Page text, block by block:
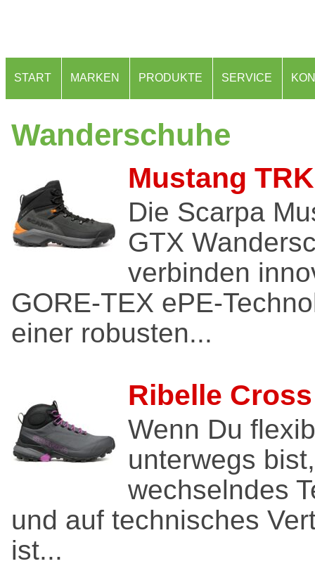
START MARKEN PRODUKTE SERVICE
Wanderschuhe
Mustang TRK
Die Scarpa
GTX
verbinden
GORE-TEX ePE-
einer robusten...
Ribelle
Wenn Du
unterwegs bist,
wechselndes
und auf technisches
ist...